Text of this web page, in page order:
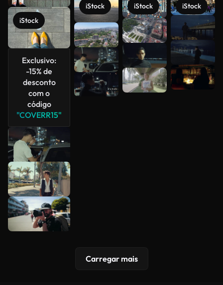
iStock
Exclusivo:
-15% de
desconto
com o
código
"COVERR15"
iStock iStock iStock
Veja mais
Carregar mais